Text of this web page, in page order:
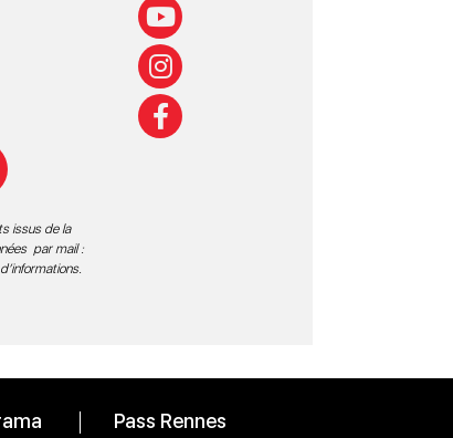
issus de la
par mail :
.
Pass Rennes